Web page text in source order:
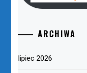
ARCHIWA
lipiec 2026